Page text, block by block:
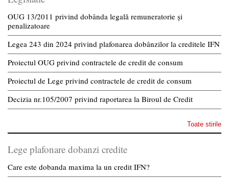
OUG 13/2011 privind dobânda legală remuneratorie și
penalizatoare
Legea 243 din 2024 privind plafonarea dobânzilor la creditele IFN
Proiectul OUG privind contractele de credit de consum
Proiectul de Lege privind contractele de credit de consum
Decizia nr.105/2007 privind raportarea la Biroul de Credit
Toate stirile
Lege plafonare dobanzi credite
Care este dobanda maxima la un credit IFN?